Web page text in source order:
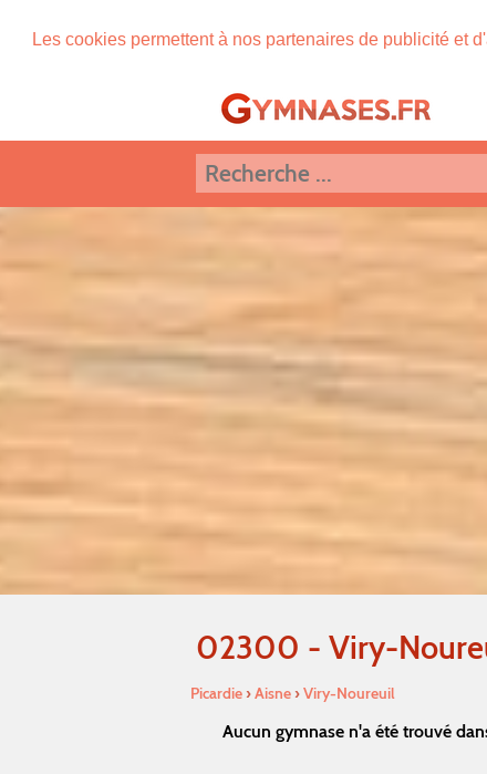
Les cookies permettent à nos partenaires de publicité et
02300 - Viry-
Picardie›Aisne›Viry-Noureuil
Aucun gymnase n'a été trouvé